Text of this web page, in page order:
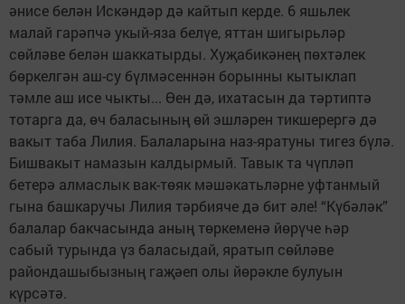
әнисе белән Искәндәр дә кайтып керде. 6 яшьлек
малай гарәпчә укый-яза белүе, яттан шигырьләр
сөйләве белән шаккатырды. Хуҗабикәнең пөхтәлек
бөркелгән аш-су бүлмәсеннән борынны кытыклап
тәмле аш исе чыкты... Өен дә, ихатасын да тәртиптә
тотарга да, өч баласының өй эшләрен тикшерергә дә
вакыт таба Лилия. Балаларына наз-яратуны тигез бүлә.
Бишвакыт намазын калдырмый. Тавык та чүпләп
бетерә алмаслык вак-төяк мәшәкатьләрне уфтанмый
гына башкаручы Лилия тәрбияче дә бит әле! “Күбәләк”
балалар бакчасында аның төркеменә йөрүче һәр
сабый турында үз баласыдай, яратып сөйләве
райондашыбызның гаҗәеп олы йөрәкле булуын
күрсәтә.